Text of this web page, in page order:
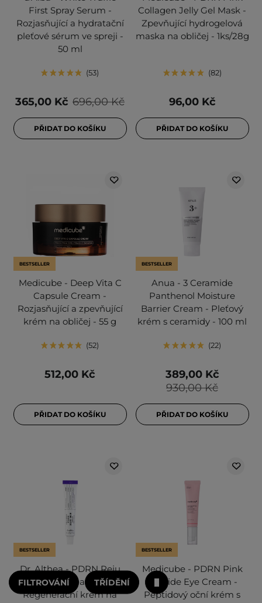
First Spray Serum -
Rozjasňující a hydratační
pleťové sérum ve spreji -
50 ml
53
696,00 Kč
365,00 Kč
PŘIDAT DO KOŠÍKU
Collagen Jelly Gel Mask -
Zpevňující hydrogelová
maska na obličej - 1ks/28g
82
96,00 Kč
PŘIDAT DO KOŠÍKU
BESTSELLER
Medicube - Deep Vita C
Capsule Cream -
Rozjasňující a zpevňující
krém na obličej - 55 g
52
512,00 Kč
PŘIDAT DO KOŠÍKU
BESTSELLER
Anua - 3 Ceramide
Panthenol Moisture
Barrier Cream - Pleťový
krém s ceramidy - 100 ml
22
930,00 Kč
389,00 Kč
PŘIDAT DO KOŠÍKU
BESTSELLER
Dr. Althea - PDRN Reju
5000 Cream -
Regenerační krém na
BESTSELLER
Medicube - PDRN Pink
Peptide Eye Cream -
Peptidový oční krém s
FILTROVÁNÍ TŘÍDĚNÍ